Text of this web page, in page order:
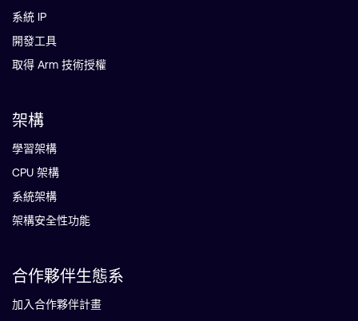
系統 IP
開發工具
取得 Arm 技術授權
架構
學習架構
CPU 架構
系統架構
架構安全性功能
合作夥伴生態系
加入合作夥伴計畫